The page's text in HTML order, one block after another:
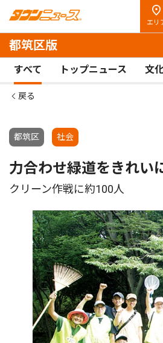
エリ
都筑区版
すべて トップニュース 文
戻る
都筑区 社会
力合わせ緑道をきれい
クリーン作戦に約100人